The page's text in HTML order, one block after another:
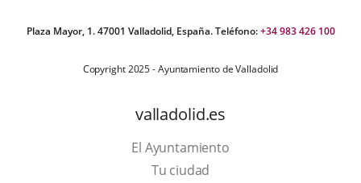
Plaza Mayor, 1. 47001 Valladolid, España. Teléfono:+34 983 426 100
Copyright 2025 - Ayuntamiento de Valladolid
valladolid.es
El Ayuntamiento
Tu ciudad